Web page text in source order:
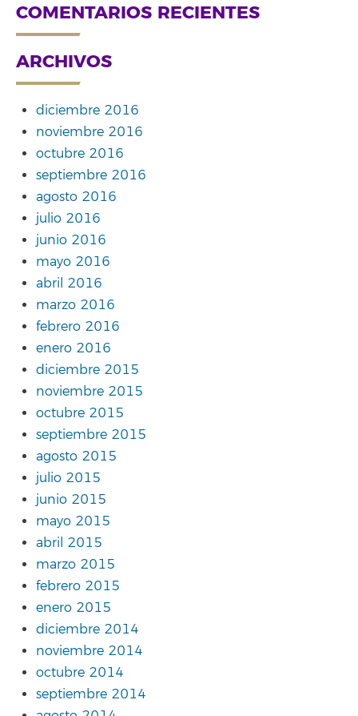
COMENTARIOS RECIENTES
ARCHIVOS
diciembre 2016
noviembre 2016
octubre 2016
septiembre 2016
agosto 2016
julio 2016
junio 2016
mayo 2016
abril 2016
marzo 2016
febrero 2016
enero 2016
diciembre 2015
noviembre 2015
octubre 2015
septiembre 2015
agosto 2015
julio 2015
junio 2015
mayo 2015
abril 2015
marzo 2015
febrero 2015
enero 2015
diciembre 2014
noviembre 2014
octubre 2014
septiembre 2014